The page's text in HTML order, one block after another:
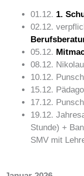
01.12. 1.
02.12.
05.12.
08.12.
10.12.
15.12.
17.12.
19.12.
Stunde) +
SMV mit